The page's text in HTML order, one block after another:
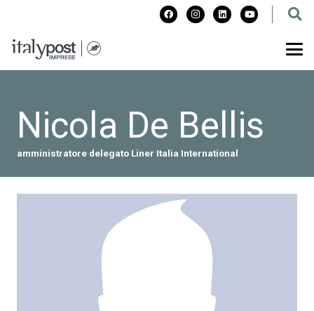
Nicola De Bellis
amministratore delegato Liner Italia International